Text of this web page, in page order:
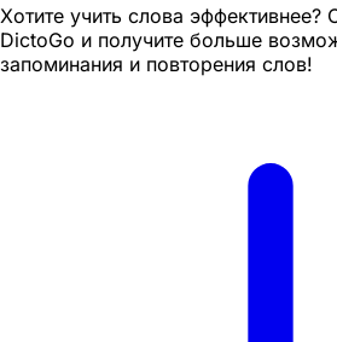
Хотите учить слова эффективнее?
DictoGo и получите больше
запоминания и повторения слов!